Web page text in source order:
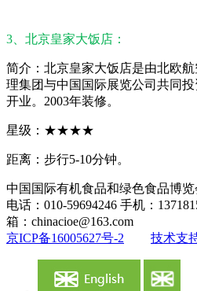
3、北京皇家大饭店：
简介：北京皇家大饭店是由北欧
理集团与中国国际展览公司共同
开业。2003年装修。
星级：★★★★
距离：步行5-10分钟。
中国国际有机食品和绿色食品博
电话：010-59694246 手机：
箱：chinacioe@163.com
京ICP备16005627号-2
技术支